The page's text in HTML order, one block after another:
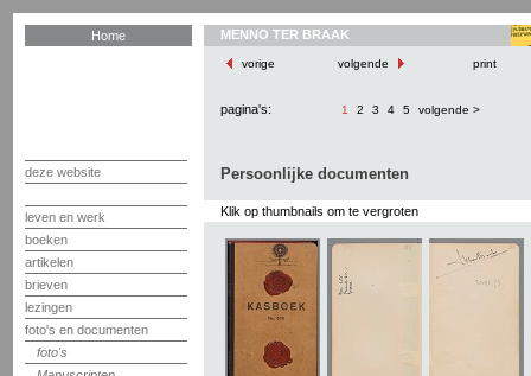
Home
deze website
leven en werk
boeken
artikelen
brieven
lezingen
foto's en documenten
foto's
MENNO TER BRAAK
vorige volgende print
pagina's: 1 2 3 4 5 volgende >
Persoonlijke documenten
Klik op thumbnails om te vergroten